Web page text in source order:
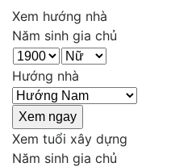
Xem hướng nhà
Năm sinh gia chủ
Hướng nhà
Xem tuổi xây dựng
Năm sinh gia chủ